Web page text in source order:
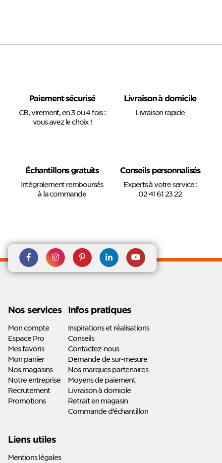
Paiement sécurisé
CB, virement, en 3 ou 4 fois :
vous avez le choix !
Livraison à domicile
Livraison rapide
Échantillons gratuits
Intégralement remboursés
à la commande
Conseils personnalisés
Experts à votre service :
02 41 61 23 22
Rejoignez nous sur Facebook
Suivez-nous sur
Instagram
Suivez-nous sur
Pinterest
Suivez-
nous sur
Suivez-
nous sur
Nos services
Mon compte
Espace Pro
Mes favoris
Mon panier
Nos magasins
Notre entreprise
Recrutement
Promotions
Infos pratiques
Inspirations et réalisations
Conseils
Contactez-nous
Demande de sur-mesure
Nos marques partenaires
Moyens de paiement
Livraison à domicile
Retrait en magasin
Commande d’échantillon
Liens utiles
Mentions légales